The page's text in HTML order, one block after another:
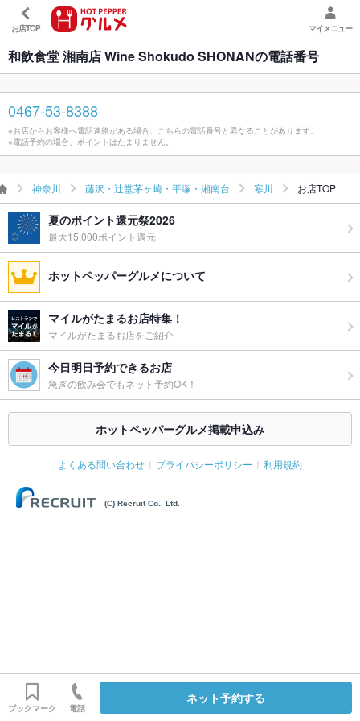
お店TOP マイメニュー
和飲食堂 湘南店 Wine Shokudo SHONANの電話番号
0467-53-8388
※お店からお客様へ電話連絡がある場合、こちらの電話番号と異なることがあります。
※電話予約の場合、ポイントはたまりません。
神奈川 藤沢・辻堂茅ヶ崎・平塚・湘南台 寒川 お店TOP
夏のポイント還元祭2026
最大15,000ポイント還元
ホットペッパーグルメについて
マイルがたまるお店特集！
マイルがたまるお店をご紹介
今日明日予約できるお店
急ぎの飲み会でもネット予約OK！
ホットペッパーグルメ掲載申込み
よくある問い合わせ プライバシーポリシー 利用規約
(C) Recruit Co., Ltd.
ブックマーク 電話
ネット予約する